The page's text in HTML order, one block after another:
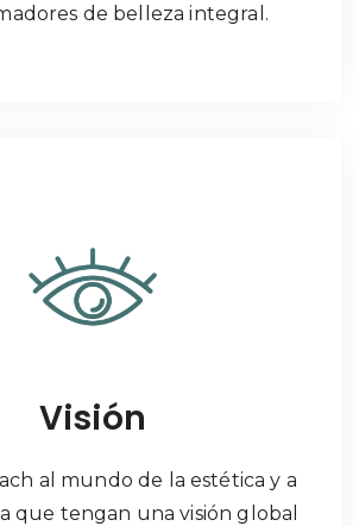
de belleza integral.
Visión
al mundo de la estética y a
que tengan una visión global